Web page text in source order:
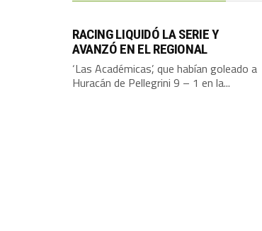
RACING LIQUIDÓ LA SERIE Y
AVANZÓ EN EL REGIONAL
‘Las Académicas’, que habían goleado a
Huracán de Pellegrini 9 – 1 en la...